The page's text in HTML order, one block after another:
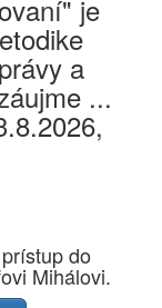
je
a
...
do
Mihálovi.